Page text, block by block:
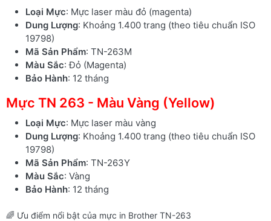
Loại Mực: Mực laser màu đỏ (magenta)
Dung Lượng: Khoảng 1.400 trang (theo tiêu chuẩn ISO
19798)
Mã Sản Phẩm: TN-263M
Màu Sắc: Đỏ (Magenta)
Bảo Hành: 12 tháng
Mực TN 263 - Màu Vàng (Yellow)
Loại Mực: Mực laser màu vàng
Dung Lượng: Khoảng 1.400 trang (theo tiêu chuẩn ISO
19798)
Mã Sản Phẩm: TN-263Y
Màu Sắc: Vàng
Bảo Hành: 12 tháng
🌈 Ưu điểm nổi bật của mực in Brother TN-263